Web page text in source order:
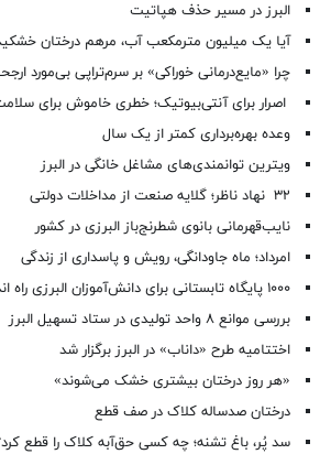
البرز در مسیر حذف هپاتیت
آیا یک میلیون مترمکعب آب، مرهم درختان
چرا «مایع‌درمانی خوراکی» بر سرم‌تراپی بی‌مورد
اصرار برای آنتی‌بیوتیک؛ خطری خاموش برای
وعده بهره‌برداری کمتر از یک سال
ویترین توانمندی‌های مشاغل خانگی در البرز
۳۲ نهاد ناظر؛ گلایه صنعت از مداخلات دولتی
نایب‌قهرمانی بانوی شطرنج‌باز البرزی در کشور
امرداد؛ ماه جاودانگی، رویش و پاسداری از زندگی
۱۰۰۰ پایگاه تابستانی برای دانش‌آموزان البرزی راه اندازی شد
بررسی موانع ۸ واحد تولیدی در ستاد تسهیل البرز
اختتامیه طرح «داناب» در البرز برگزار شد
«هر روز درختان بیشتری خشک می‌شوند»
درختان صدساله کلاک در صف قطع
سد پُر، باغ تشنه؛ چه کسی حق‌آبه کلاک را قطع